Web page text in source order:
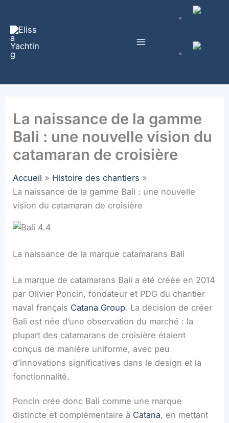
contenu
La naissance de la gamme
Bali : une nouvelle vision du
catamaran de croisière
Accueil
Histoire des chantiers
La naissance de la gamme Bali : une nouvelle
vision du catamaran de croisière
La naissance de la marque catamarans Bali
La marque de catamarans Bali a été créée en 2014
par Olivier Poncin, fondateur et PDG du chantier
naval français Catana Group. La décision de créer
Bali est née d’une observation du marché : la
plupart des catamarans de croisière étaient
conçus de manière uniforme, avec peu
d’innovations significatives dans le design et la
fonctionnalité.
Poncin crée donc Bali comme une marque
distincte et complémentaire à Catana, en mettant